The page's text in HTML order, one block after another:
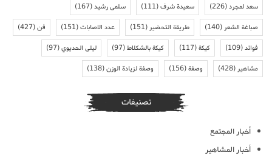
سعد لمجرد(226) سعيدة شرف(111) سلمى رشيد(167)
صباغة الشعر(140) طريقة التحضير(151) عدد الاصابات(151) فن(427)
فوائد(109) كيكة(117) كيكة بالشكلاط(97) ليلى الحديوي(97)
مشاهير(428) وصفة(156) وصفة لزيادة الوزن(138)
تصنيفات
أخبار المجتمع
أخبار المشاهير